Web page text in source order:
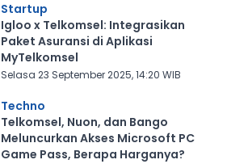
Startup
Igloo x Telkomsel: Integrasikan
Paket Asuransi di Aplikasi
MyTelkomsel
Selasa 23 September 2025, 14:20 WIB
Techno
Telkomsel, Nuon, dan Bango
Meluncurkan Akses Microsoft PC
Game Pass, Berapa Harganya?